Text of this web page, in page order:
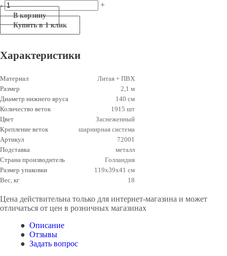
-
+
В корзину
Купить в 1 клик
Характеристики
Материал
Литая + ПВХ
Размер
2,1 м
Диаметр нижнего яруса
140 см
Количество веток
1915 шт
Цвет
Заснеженный
Крепление веток
шарнирная система
Артикул
72001
Подставка
металл
Страна производитель
Голландия
Размер упаковки
119х39х41 см
Вес, кг
18
Цена действительна только для интернет-магазина и может
отличаться от цен в розничных магазинах
Описание
Отзывы
Задать вопрос